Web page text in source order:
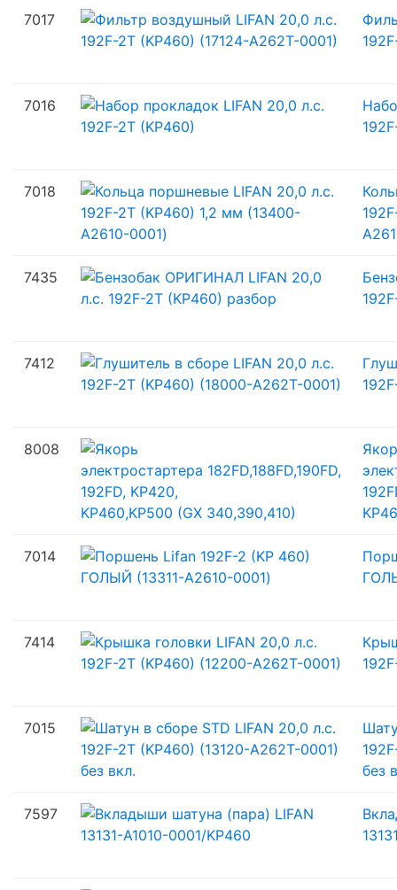
7017
7016
7018
7435
7412
8008
7014
7414
7015
без
7597